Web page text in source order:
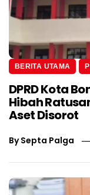
BERITA UTAMA
DPRD Kota
Hibah
Aset Disorot
BySepta Palga